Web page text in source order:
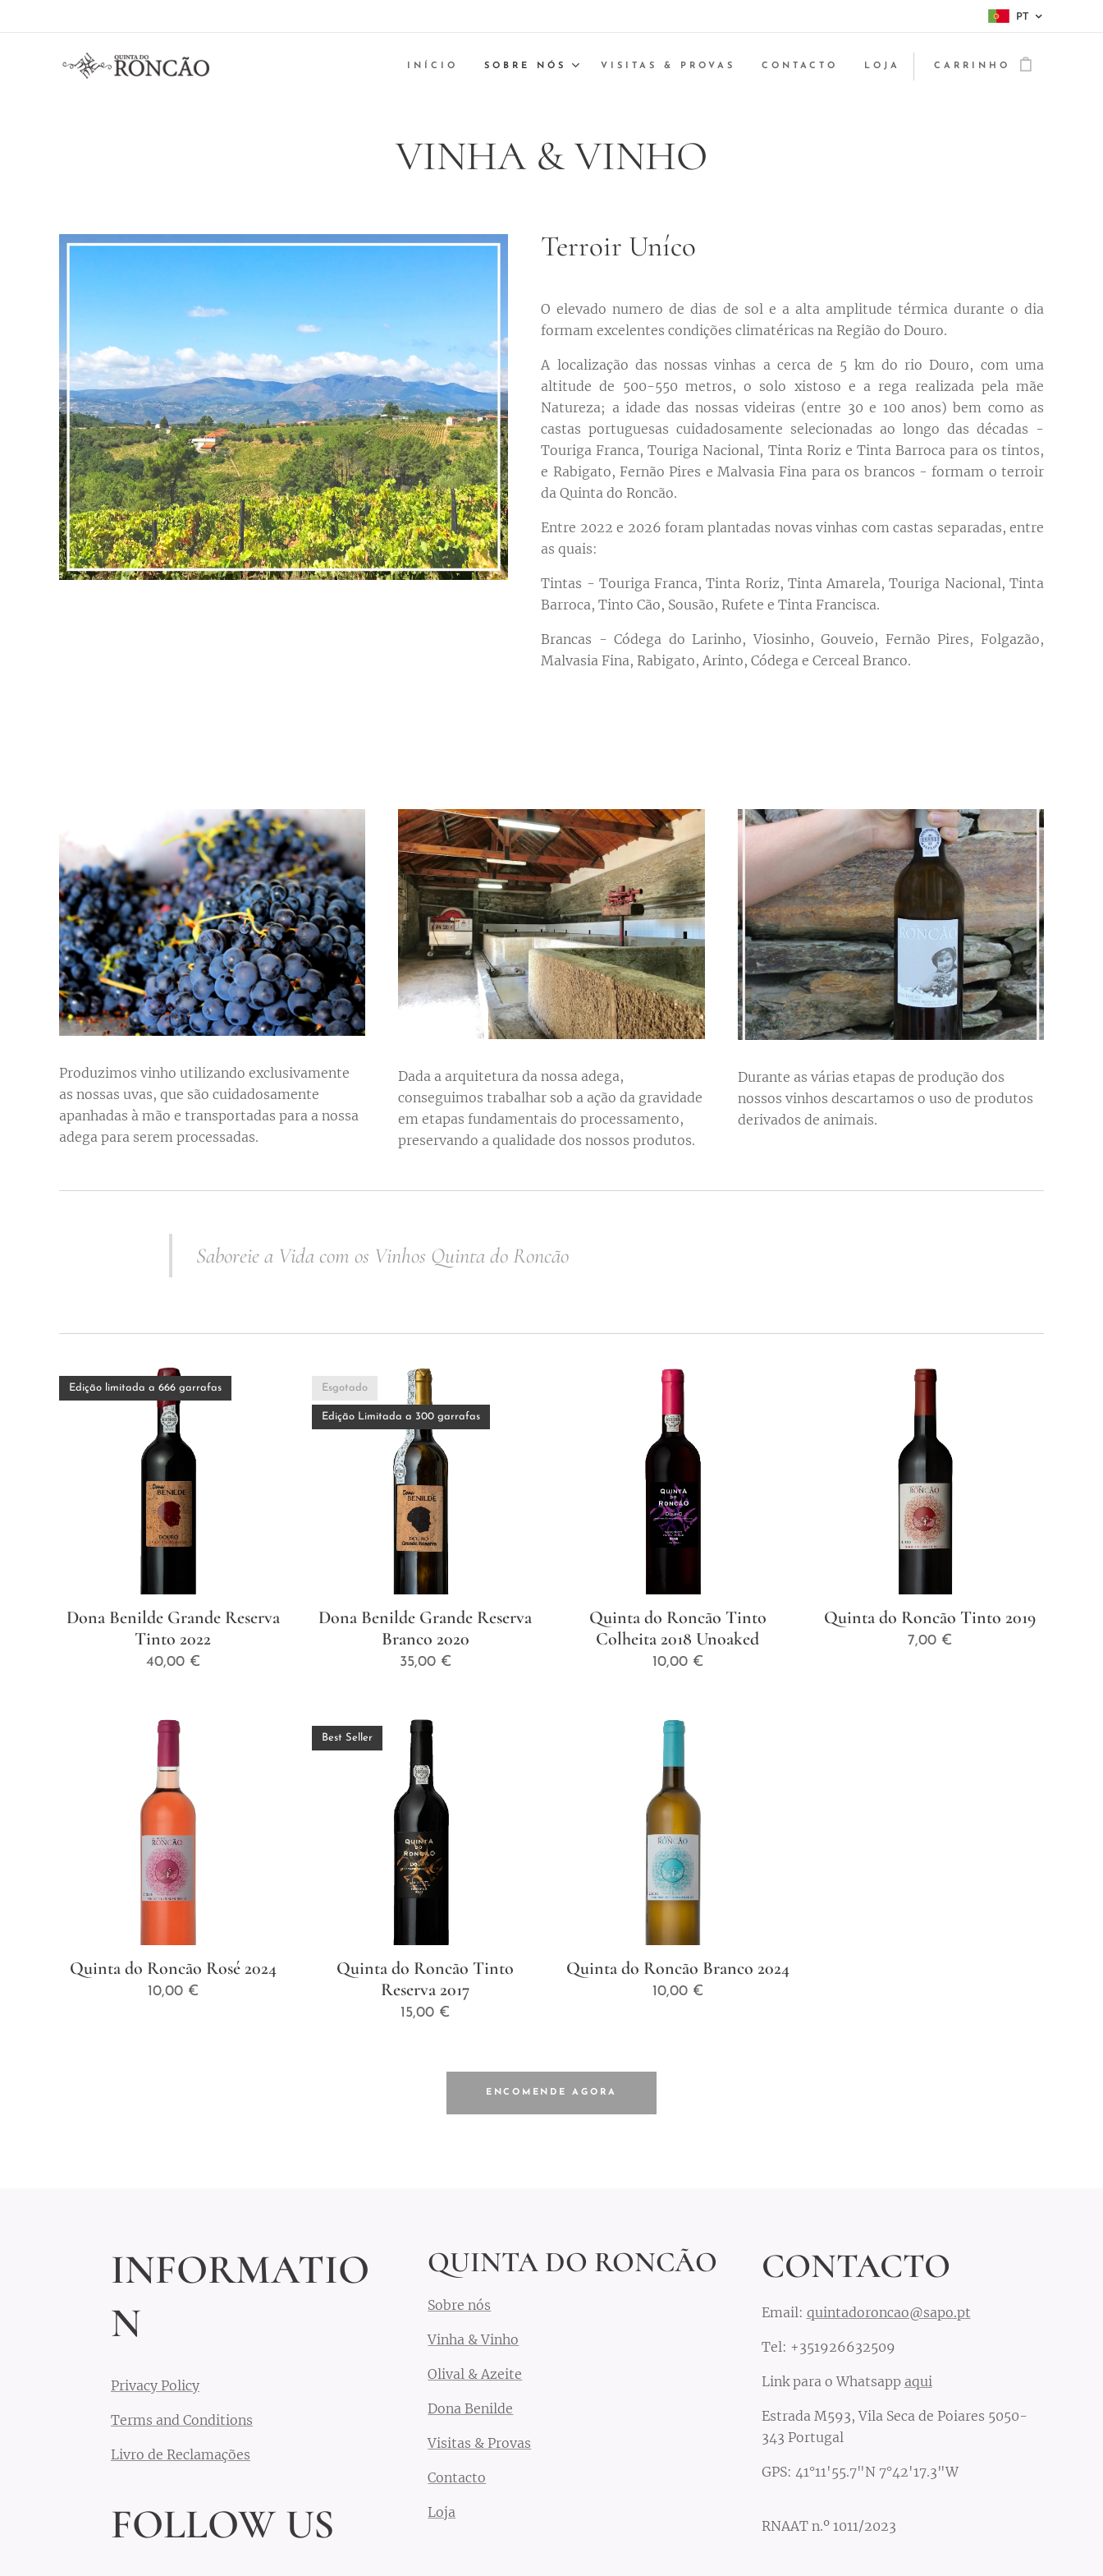
PT
INÍCIO SOBRE NÓS VISITAS & PROVAS CONTACTO LOJA CARRINHO
VINHA & VINHO
Terroir Uníco
O elevado numero de dias de sol e a alta amplitude térmica durante o dia
formam excelentes condições climatéricas na Região do Douro.
A localização das nossas vinhas a cerca de 5 km do rio Douro, com uma
altitude de 500-550 metros, o solo xistoso e a rega realizada pela mãe
Natureza; a idade das nossas videiras (entre 30 e 100 anos) bem como as
castas portuguesas cuidadosamente selecionadas ao longo das décadas -
Touriga Franca, Touriga Nacional, Tinta Roriz e Tinta Barroca para os tintos,
e Rabigato, Fernão Pires e Malvasia Fina para os brancos - formam o terroir
da Quinta do Roncão.
Entre 2022 e 2026 foram plantadas novas vinhas com castas separadas, entre
as quais:
Tintas - Touriga Franca, Tinta Roriz, Tinta Amarela, Touriga Nacional, Tinta
Barroca, Tinto Cão, Sousão, Rufete e Tinta Francisca.
Brancas - Códega do Larinho, Viosinho, Gouveio, Fernão Pires, Folgazão,
Malvasia Fina, Rabigato, Arinto, Códega e Cerceal Branco.
Produzimos vinho utilizando exclusivamente
as nossas uvas, que são cuidadosamente
apanhadas à mão e transportadas para a nossa
adega para serem processadas.
Dada a arquitetura da nossa adega,
conseguimos trabalhar sob a ação da gravidade
em etapas fundamentais do processamento,
preservando a qualidade dos nossos produtos.
Durante as várias etapas de produção dos
nossos vinhos descartamos o uso de produtos
derivados de animais.
Saboreie a Vida com os Vinhos Quinta do Roncão
Dona Benilde Grande Reserva
Tinto 2022
Edição limitada a 666 garrafas
40,00€
Dona Benilde Grande Reserva
Branco 2020
Esgotado
Edição Limitada a 300 garrafas
35,00€
Quinta do Roncão Tinto
Colheita 2018 Unoaked
10,00€
Quinta do Roncão Tinto 2019
7,00 €
Quinta do Roncão Rosé 2024
10,00€
Quinta do Roncão Tinto
Reserva 2017
Best Seller
15,00 €
Quinta do Roncão Branco 2024
10,00€
ENCOMENDE AGORA
INFORMATIO
N
Privacy Policy
Terms and Conditions
Livro de Reclamações
FOLLOW US
QUINTA DO RONCÃO
Sobre nós
Vinha & Vinho
Olival & Azeite
Dona Benilde
Visitas & Provas
Contacto
Loja
CONTACTO
Email: quintadoroncao@sapo.pt
Tel: +351926632509
Link para o Whatsapp aqui
Estrada M593, Vila Seca de Poiares 5050-
343 Portugal
GPS: 41°11'55.7"N 7°42'17.3"W
RNAAT n.º 1011/2023